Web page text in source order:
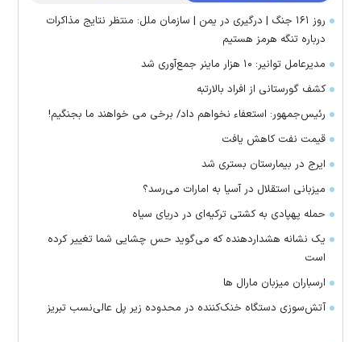
روز ۱۶۱ جنگ | درگیری در یمن | سازمان ملل: منتظر نتایج مذاکرات
درباره تنگه هرمز هستیم
مدیرعامل توانیر: ۱۰ هزار ماینر جمع‌آوری شد
کشف گورستانی از افراد بالارتبه
رئیس‌جمهور: استعفاء نخواهم داد/ برخی می خواهند ما بجنگیم!
قیمت نفت کاهش یافت
ایرج در بیمارستان بستری شد
میزبانی استقلال در آسیا به امارات می‌رسد؟
حمله پهپادی به کشتی ترکیه‌ای در دریای سیاه
یک نشانه هشداردهنده که می‌گوید حس چشایی شما تغییر کرده
است
ارسباران میزبان مارال ها
آتش‌سوزی دستگاه خنک‌کننده در محدوده زیر پل عالی‌نسب تبریز